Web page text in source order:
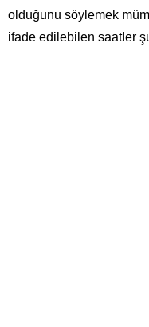
olduğunu söylemek
ifade edilebilen saatler